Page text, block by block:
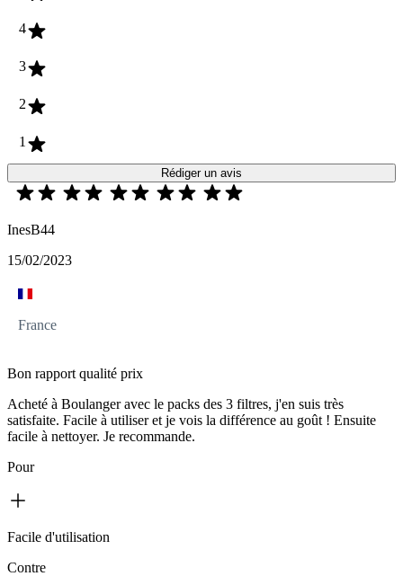
4
3
2
1
Rédiger un avis
InesB44
15/02/2023
France
Bon rapport qualité prix
Acheté à Boulanger avec le packs des 3 filtres, j'en suis très
satisfaite. Facile à utiliser et je vois la différence au goût ! Ensuite
facile à nettoyer. Je recommande.
Pour
Facile d'utilisation
Contre